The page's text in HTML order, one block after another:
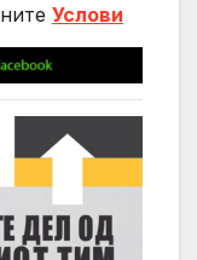
Услови